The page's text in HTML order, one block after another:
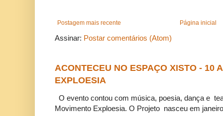
Postagem mais recente Página inicial
Assinar: Postar comentários (Atom)
ACONTECEU NO ESPAÇO XISTO - 10
EXPLOESIA
O evento contou com música, poesia, dança e
Movimento Exploesia. O Projeto nasceu em